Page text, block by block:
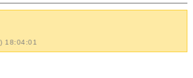
18:04:01